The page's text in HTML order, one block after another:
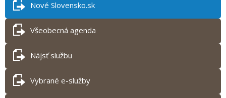
Nové Slovensko.sk
Všeobecná agenda
Nájsť službu
Vybrané e-služby